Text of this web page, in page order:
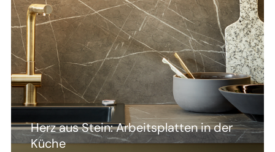
Herz aus Stein: Arbeitsplatten in der
Küche